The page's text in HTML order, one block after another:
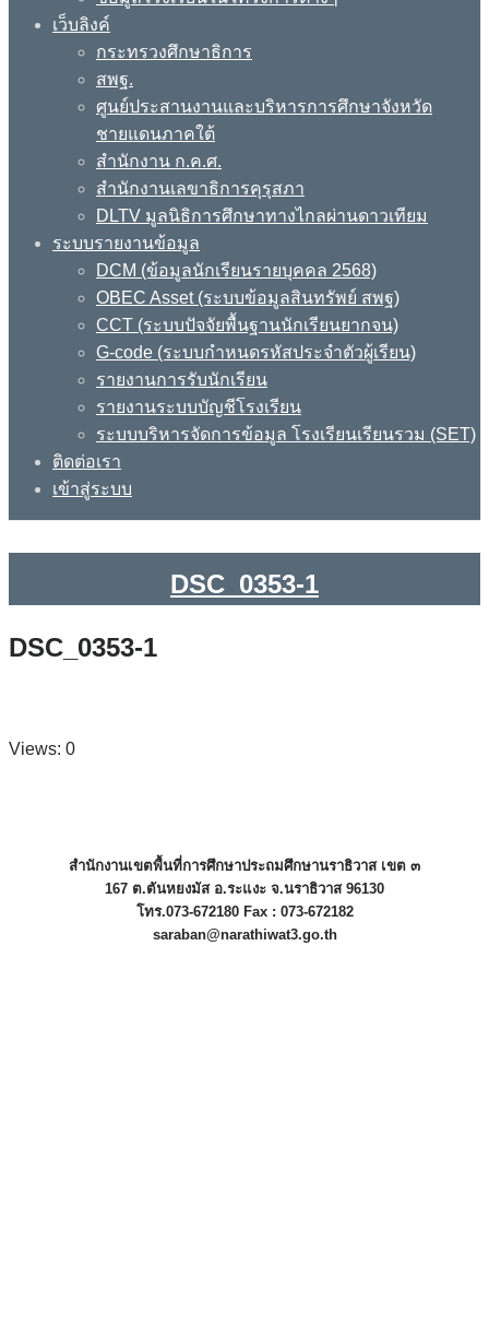
เว็บลิงค์
กระทรวงศึกษาธิการ
สพฐ.
ศูนย์ประสานงานและบริหารการศึกษาจังหวัด
ชายแดนภาคใต้
สำนักงาน ก.ค.ศ.
สำนักงานเลขาธิการคุรุสภา
DLTV มูลนิธิการศึกษาทางไกลผ่านดาวเทียม
ระบบรายงานข้อมูล
DCM (ข้อมูลนักเรียนรายบุคคล 2568)
OBEC Asset (ระบบข้อมูลสินทรัพย์ สพฐ)
CCT (ระบบปัจจัยพื้นฐานนักเรียนยากจน)
G-code (ระบบกำหนดรหัสประจำตัวผู้เรียน)
รายงานการรับนักเรียน
รายงานระบบบัญชีโรงเรียน
ระบบบริหารจัดการข้อมูล โรงเรียนเรียนรวม (SET)
ติดต่อเรา
เข้าสู่ระบบ
DSC_0353-1
DSC_0353-1
Views: 0
สำนักงานเขตพื้นที่การศึกษาประถมศึกษานราธิวาส เขต ๓
167 ต.ตันหยงมัส อ.ระแงะ จ.นราธิวาส 96130
โทร.073-672180 Fax : 073-672182
saraban@narathiwat3.go.th